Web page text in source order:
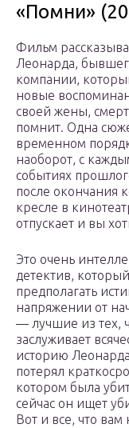
«Помни»
Фильм
Леонарда,
компании,
новые
своей жены,
помнит. Одна
временном
наоборот, с
событиях
после окончания
кресле в
отпускает и вы
Это очень
детектив,
предполагать
напряжении от
— лучшие из тех,
заслуживает
историю
потерял
котором была
сейчас он ищет
Вот и все, что